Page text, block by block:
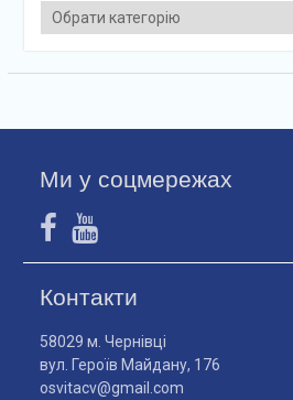
Категорії
Ми у соцмережах
Контакти
58029 м. Чернівці
вул. Героїв Майдану, 176
osvitacv@gmail.com